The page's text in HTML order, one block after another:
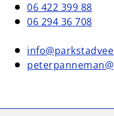
06 422 399 88
06 294 36 708